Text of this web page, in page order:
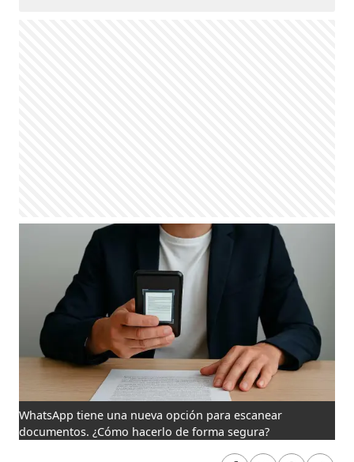
WhatsApp tiene una nueva opción para escanear
documentos. ¿Cómo hacerlo de forma segura?